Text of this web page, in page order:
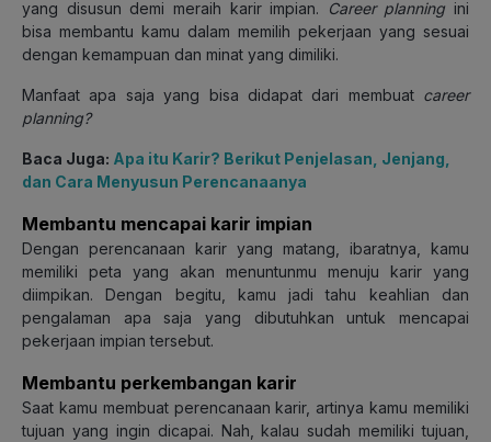
yang disusun demi meraih karir impian.
Career planning ini
bisa membantu kamu dalam memilih pekerjaan yang sesuai
dengan kemampuan dan minat yang dimiliki.
Manfaat apa saja yang bisa didapat dari membuat career
planning?
Baca Juga: Apa itu Karir? Berikut Penjelasan, Jenjang,
dan Cara Menyusun Perencanaanya
Membantu mencapai karir impian
Dengan perencanaan karir yang matang, ibaratnya, kamu
memiliki peta yang akan menuntunmu menuju karir yang
diimpikan. Dengan begitu, kamu jadi tahu keahlian dan
pengalaman apa saja yang dibutuhkan untuk mencapai
pekerjaan impian tersebut.
Membantu perkembangan karir
Saat kamu membuat perencanaan karir, artinya kamu memiliki
tujuan yang ingin dicapai. Nah, kalau sudah memiliki tujuan,